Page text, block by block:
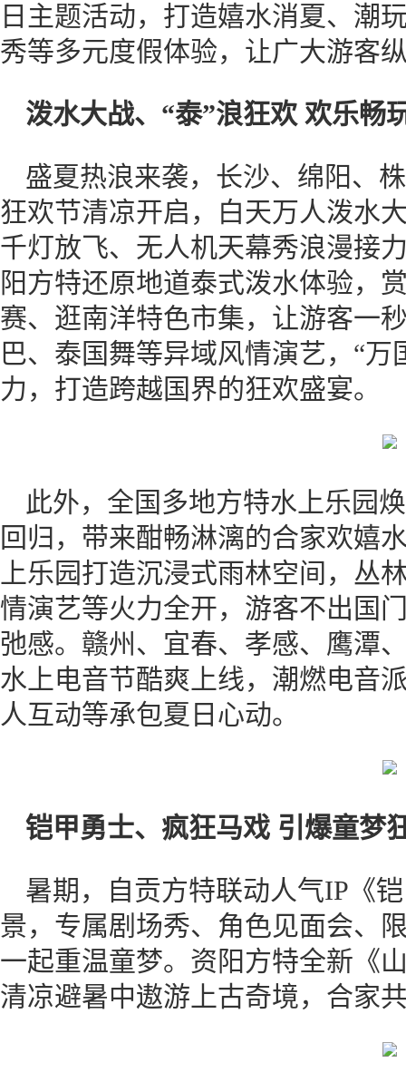
日主题活动，打造嬉水消夏、潮
秀等多元度假体验，让广大游客
泼水大战、“泰”浪狂欢 欢乐畅
盛夏热浪来袭，长沙、绵阳、
狂欢节清凉开启，白天万人泼水
千灯放飞、无人机天幕秀浪漫接
阳方特还原地道泰式泼水体验，
赛、逛南洋特色市集，让游客一
巴、泰国舞等异域风情演艺，“
力，打造跨越国界的狂欢盛宴。
此外，全国多地方特水上乐园
回归，带来酣畅淋漓的合家欢嬉
上乐园打造沉浸式雨林空间，丛
情演艺等火力全开，游客不出国
弛感。赣州、宜春、孝感、鹰潭
水上电音节酷爽上线，潮燃电音
人互动等承包夏日心动。
铠甲勇士、疯狂马戏 引爆童梦
暑期，自贡方特联动人气IP《
景，专属剧场秀、角色见面会、
一起重温童梦。资阳方特全新《
清凉避暑中遨游上古奇境，合家